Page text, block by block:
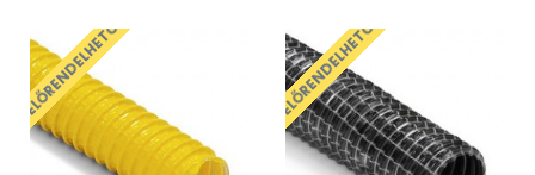
ELŐRENDELHETŐ ELŐRENDELHETŐ